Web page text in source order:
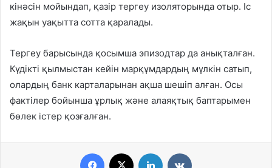
кінәсін мойындап, қазір тергеу изоляторында отыр. Іс
жақын уақытта сотта қаралады.
Тергеу барысында қосымша эпизодтар да анықталған.
Күдікті қылмыстан кейін марқұмдардың мүлкін сатып,
олардың банк карталарынан ақша шешіп алған. Осы
фактілер бойынша ұрлық және алаяқтық баптарымен
бөлек істер қозғалған.